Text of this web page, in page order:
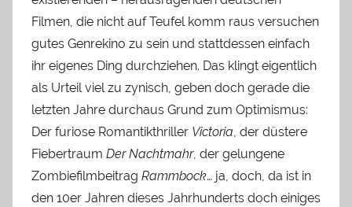
Filmen, die nicht auf Teufel komm raus versuchen
gutes Genrekino zu sein und stattdessen einfach
ihr eigenes Ding durchziehen. Das klingt eigentlich
als Urteil viel zu zynisch, geben doch gerade die
letzten Jahre durchaus Grund zum Optimismus:
Der furiose Romantikthriller Victoria, der düstere
Fiebertraum Der Nachtmahr, der gelungene
Zombiefilmbeitrag Rammbock… ja, doch, da ist in
den 10er Jahren dieses Jahrhunderts doch einiges